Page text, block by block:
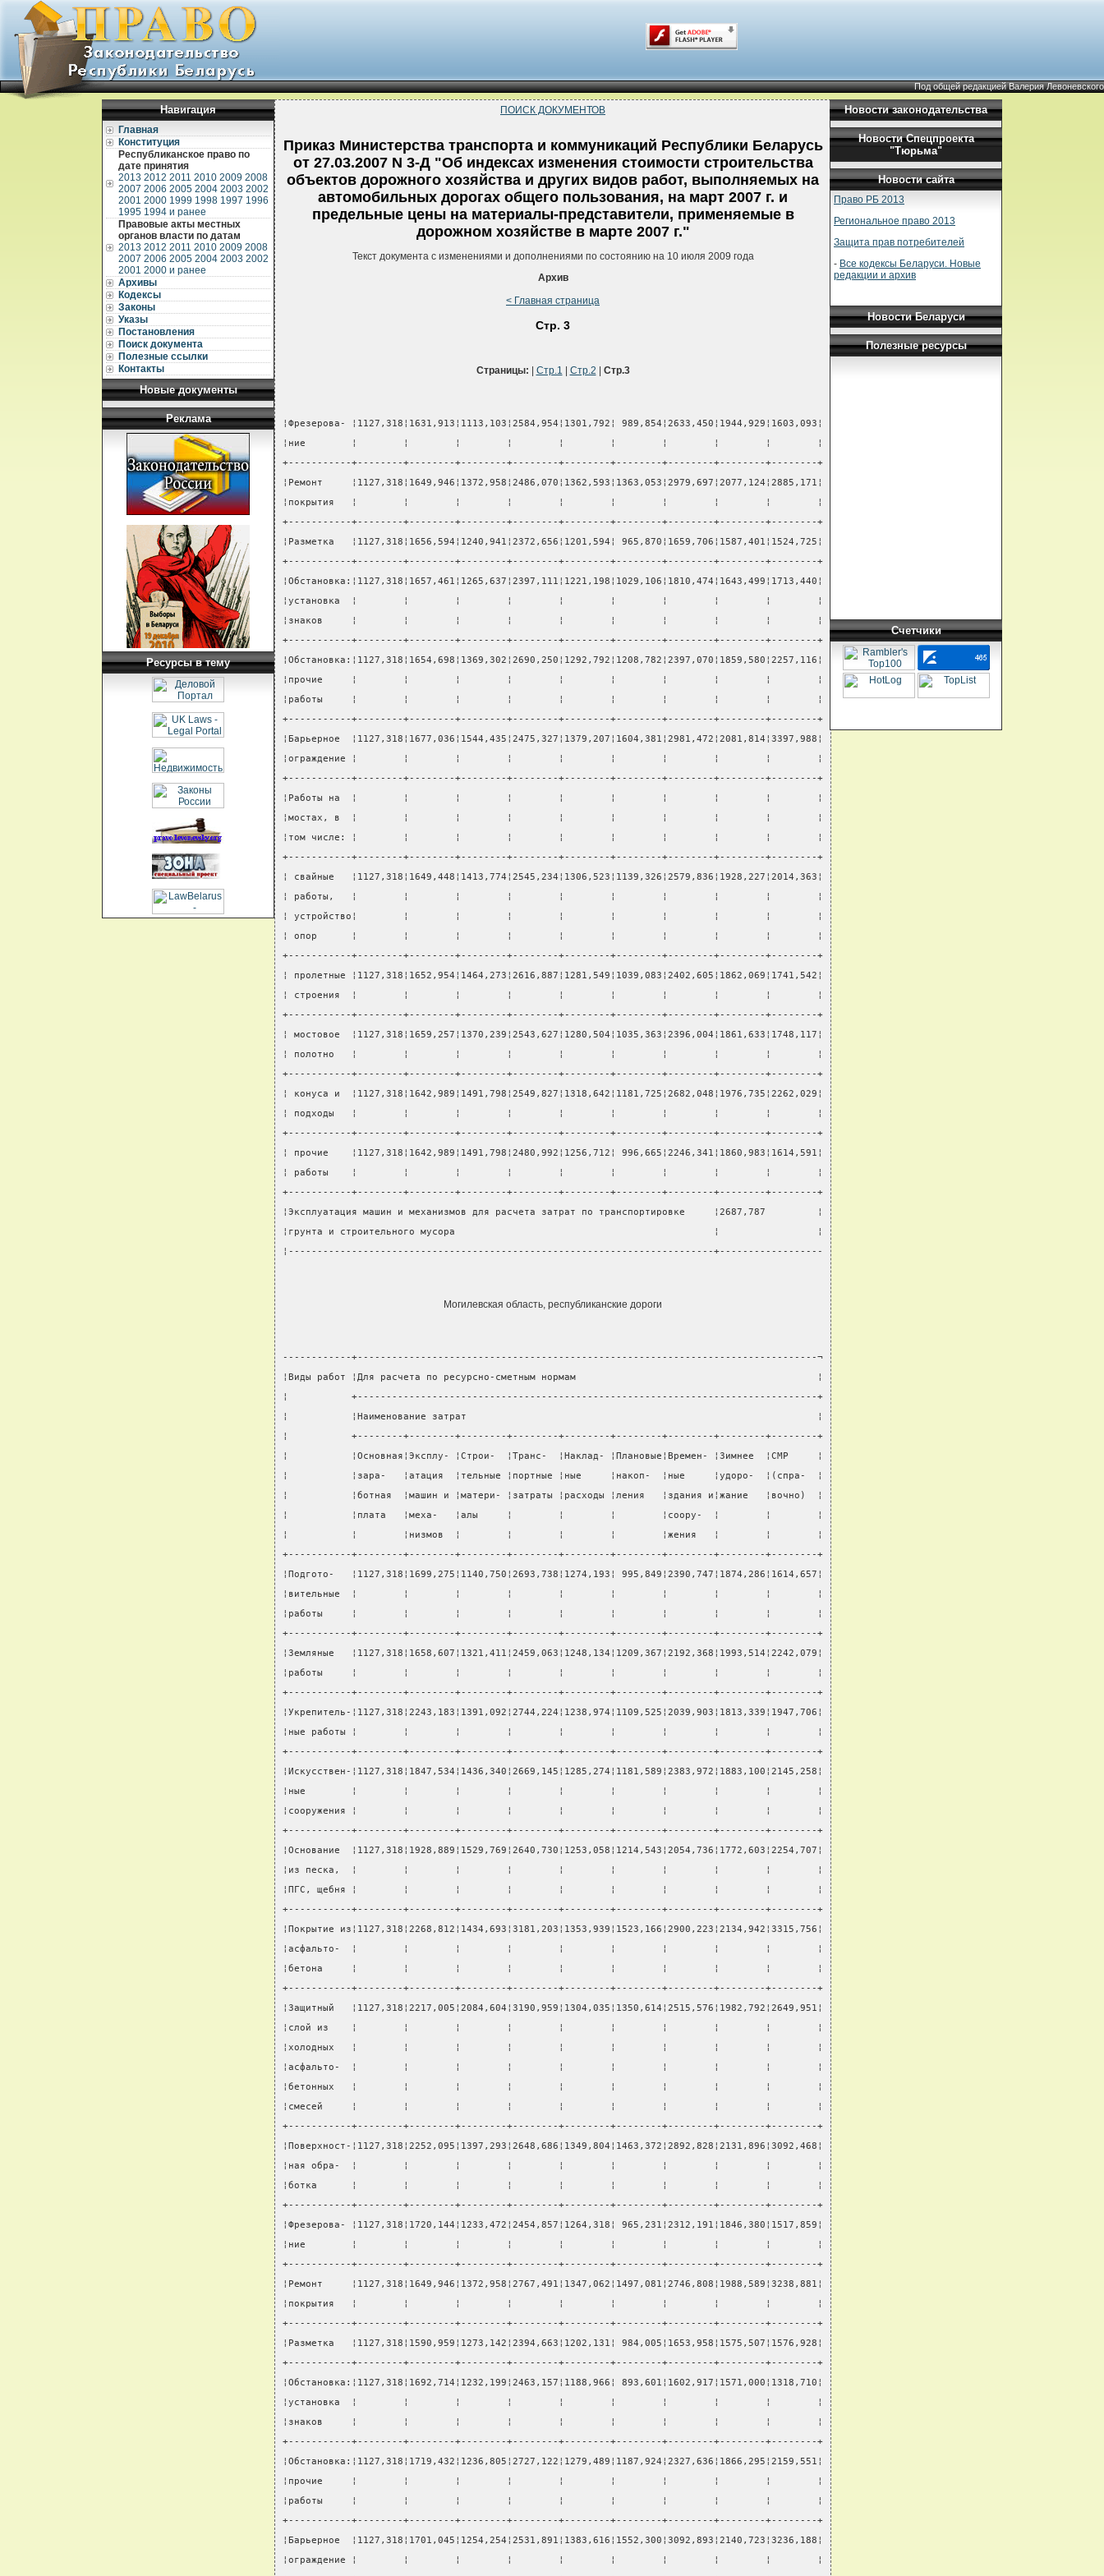
Под общей редакцией Валерия Левоневского
Навигация
Главная
Конституция
Республиканское право по
дате принятия
2013 2012 2011 2010 2009 2008
2007 2006 2005 2004 2003 2002
2001 2000 1999 1998 1997 1996
1995 1994 и ранее
Правовые акты местных
органов власти по датам
2013 2012 2011 2010 2009 2008
2007 2006 2005 2004 2003 2002
2001 2000 и ранее
Архивы
Кодексы
Законы
Указы
Постановления
Поиск документа
Полезные ссылки
Контакты
Новые документы
Реклама
Ресурсы в тему
ПОИСК ДОКУМЕНТОВ
Приказ Министерства транспорта и коммуникаций Республики Беларусь
от 27.03.2007 N 3-Д "Об индексах изменения стоимости строительства
объектов дорожного хозяйства и других видов работ, выполняемых на
автомобильных дорогах общего пользования, на март 2007 г. и
предельные цены на материалы-представители, применяемые в
дорожном хозяйстве в марте 2007 г."
Текст документа с изменениями и дополнениями по состоянию на 10 июля 2009 года
Архив
< Главная страница
Стр. 3
Страницы: Стр.1 Стр.2 Стр.3
¦Фрезерова- ¦1127,318¦1631,913¦1113,103¦2584,954¦1301,792¦ 989,854¦2633,450¦1944,929¦1603,093¦
¦ние        ¦        ¦        ¦        ¦        ¦        ¦        ¦        ¦        ¦        ¦
+-----------+--------+--------+--------+--------+--------+--------+--------+--------+--------+
¦Ремонт     ¦1127,318¦1649,946¦1372,958¦2486,070¦1362,593¦1363,053¦2979,697¦2077,124¦2885,171¦
¦покрытия   ¦        ¦        ¦        ¦        ¦        ¦        ¦        ¦        ¦        ¦
+-----------+--------+--------+--------+--------+--------+--------+--------+--------+--------+
¦Разметка   ¦1127,318¦1656,594¦1240,941¦2372,656¦1201,594¦ 965,870¦1659,706¦1587,401¦1524,725¦
+-----------+--------+--------+--------+--------+--------+--------+--------+--------+--------+
¦Обстановка:¦1127,318¦1657,461¦1265,637¦2397,111¦1221,198¦1029,106¦1810,474¦1643,499¦1713,440¦
¦установка  ¦        ¦        ¦        ¦        ¦        ¦        ¦        ¦        ¦        ¦
¦знаков     ¦        ¦        ¦        ¦        ¦        ¦        ¦        ¦        ¦        ¦
+-----------+--------+--------+--------+--------+--------+--------+--------+--------+--------+
¦Обстановка:¦1127,318¦1654,698¦1369,302¦2690,250¦1292,792¦1208,782¦2397,070¦1859,580¦2257,116¦
¦прочие     ¦        ¦        ¦        ¦        ¦        ¦        ¦        ¦        ¦        ¦
¦работы     ¦        ¦        ¦        ¦        ¦        ¦        ¦        ¦        ¦        ¦
+-----------+--------+--------+--------+--------+--------+--------+--------+--------+--------+
¦Барьерное  ¦1127,318¦1677,036¦1544,435¦2475,327¦1379,207¦1604,381¦2981,472¦2081,814¦3397,988¦
¦ограждение ¦        ¦        ¦        ¦        ¦        ¦        ¦        ¦        ¦        ¦
+-----------+--------+--------+--------+--------+--------+--------+--------+--------+--------+
¦Работы на  ¦        ¦        ¦        ¦        ¦        ¦        ¦        ¦        ¦        ¦
¦мостах, в  ¦        ¦        ¦        ¦        ¦        ¦        ¦        ¦        ¦        ¦
¦том числе: ¦        ¦        ¦        ¦        ¦        ¦        ¦        ¦        ¦        ¦
+-----------+--------+--------+--------+--------+--------+--------+--------+--------+--------+
¦ свайные   ¦1127,318¦1649,448¦1413,774¦2545,234¦1306,523¦1139,326¦2579,836¦1928,227¦2014,363¦
¦ работы,   ¦        ¦        ¦        ¦        ¦        ¦        ¦        ¦        ¦        ¦
¦ устройство¦        ¦        ¦        ¦        ¦        ¦        ¦        ¦        ¦        ¦
¦ опор      ¦        ¦        ¦        ¦        ¦        ¦        ¦        ¦        ¦        ¦
+-----------+--------+--------+--------+--------+--------+--------+--------+--------+--------+
¦ пролетные ¦1127,318¦1652,954¦1464,273¦2616,887¦1281,549¦1039,083¦2402,605¦1862,069¦1741,542¦
¦ строения  ¦        ¦        ¦        ¦        ¦        ¦        ¦        ¦        ¦        ¦
+-----------+--------+--------+--------+--------+--------+--------+--------+--------+--------+
¦ мостовое  ¦1127,318¦1659,257¦1370,239¦2543,627¦1280,504¦1035,363¦2396,004¦1861,633¦1748,117¦
¦ полотно   ¦        ¦        ¦        ¦        ¦        ¦        ¦        ¦        ¦        ¦
+-----------+--------+--------+--------+--------+--------+--------+--------+--------+--------+
¦ конуса и  ¦1127,318¦1642,989¦1491,798¦2549,827¦1318,642¦1181,725¦2682,048¦1976,735¦2262,029¦
¦ подходы   ¦        ¦        ¦        ¦        ¦        ¦        ¦        ¦        ¦        ¦
+-----------+--------+--------+--------+--------+--------+--------+--------+--------+--------+
¦ прочие    ¦1127,318¦1642,989¦1491,798¦2480,992¦1256,712¦ 996,665¦2246,341¦1860,983¦1614,591¦
¦ работы    ¦        ¦        ¦        ¦        ¦        ¦        ¦        ¦        ¦        ¦
+-----------+--------+--------+--------+--------+--------+--------+--------+--------+--------+
¦Эксплуатация машин и механизмов для расчета затрат по транспортировке     ¦2687,787         ¦
¦грунта и строительного мусора                                             ¦                 ¦
¦--------------------------------------------------------------------------+------------------
Могилевская область, республиканские дороги
------------+--------------------------------------------------------------------------------¬
¦Виды работ ¦Для расчета по ресурсно-сметным нормам                                          ¦
¦           +--------------------------------------------------------------------------------+
¦           ¦Наименование затрат                                                             ¦
¦           +--------+--------+--------+--------+--------+--------+--------+--------+--------+
¦           ¦Основная¦Эксплу- ¦Строи-  ¦Транс-  ¦Наклад- ¦Плановые¦Времен- ¦Зимнее  ¦СМР     ¦
¦           ¦зара-   ¦атация  ¦тельные ¦портные ¦ные     ¦накоп-  ¦ные     ¦удоро-  ¦(спра-  ¦
¦           ¦ботная  ¦машин и ¦матери- ¦затраты ¦расходы ¦ления   ¦здания и¦жание   ¦вочно)  ¦
¦           ¦плата   ¦меха-   ¦алы     ¦        ¦        ¦        ¦соору-  ¦        ¦        ¦
¦           ¦        ¦низмов  ¦        ¦        ¦        ¦        ¦жения   ¦        ¦        ¦
+-----------+--------+--------+--------+--------+--------+--------+--------+--------+--------+
¦Подгото-   ¦1127,318¦1699,275¦1140,750¦2693,738¦1274,193¦ 995,849¦2390,747¦1874,286¦1614,657¦
¦вительные  ¦        ¦        ¦        ¦        ¦        ¦        ¦        ¦        ¦        ¦
¦работы     ¦        ¦        ¦        ¦        ¦        ¦        ¦        ¦        ¦        ¦
+-----------+--------+--------+--------+--------+--------+--------+--------+--------+--------+
¦Земляные   ¦1127,318¦1658,607¦1321,411¦2459,063¦1248,134¦1209,367¦2192,368¦1993,514¦2242,079¦
¦работы     ¦        ¦        ¦        ¦        ¦        ¦        ¦        ¦        ¦        ¦
+-----------+--------+--------+--------+--------+--------+--------+--------+--------+--------+
¦Укрепитель-¦1127,318¦2243,183¦1391,092¦2744,224¦1238,974¦1109,525¦2039,903¦1813,339¦1947,706¦
¦ные работы ¦        ¦        ¦        ¦        ¦        ¦        ¦        ¦        ¦        ¦
+-----------+--------+--------+--------+--------+--------+--------+--------+--------+--------+
¦Искусствен-¦1127,318¦1847,534¦1436,340¦2669,145¦1285,274¦1181,589¦2383,972¦1883,100¦2145,258¦
¦ные        ¦        ¦        ¦        ¦        ¦        ¦        ¦        ¦        ¦        ¦
¦сооружения ¦        ¦        ¦        ¦        ¦        ¦        ¦        ¦        ¦        ¦
+-----------+--------+--------+--------+--------+--------+--------+--------+--------+--------+
¦Основание  ¦1127,318¦1928,889¦1529,769¦2640,730¦1253,058¦1214,543¦2054,736¦1772,603¦2254,707¦
¦из песка,  ¦        ¦        ¦        ¦        ¦        ¦        ¦        ¦        ¦        ¦
¦ПГС, щебня ¦        ¦        ¦        ¦        ¦        ¦        ¦        ¦        ¦        ¦
+-----------+--------+--------+--------+--------+--------+--------+--------+--------+--------+
¦Покрытие из¦1127,318¦2268,812¦1434,693¦3181,203¦1353,939¦1523,166¦2900,223¦2134,942¦3315,756¦
¦асфальто-  ¦        ¦        ¦        ¦        ¦        ¦        ¦        ¦        ¦        ¦
¦бетона     ¦        ¦        ¦        ¦        ¦        ¦        ¦        ¦        ¦        ¦
+-----------+--------+--------+--------+--------+--------+--------+--------+--------+--------+
¦Защитный   ¦1127,318¦2217,005¦2084,604¦3190,959¦1304,035¦1350,614¦2515,576¦1982,792¦2649,951¦
¦слой из    ¦        ¦        ¦        ¦        ¦        ¦        ¦        ¦        ¦        ¦
¦холодных   ¦        ¦        ¦        ¦        ¦        ¦        ¦        ¦        ¦        ¦
¦асфальто-  ¦        ¦        ¦        ¦        ¦        ¦        ¦        ¦        ¦        ¦
¦бетонных   ¦        ¦        ¦        ¦        ¦        ¦        ¦        ¦        ¦        ¦
¦смесей     ¦        ¦        ¦        ¦        ¦        ¦        ¦        ¦        ¦        ¦
+-----------+--------+--------+--------+--------+--------+--------+--------+--------+--------+
¦Поверхност-¦1127,318¦2252,095¦1397,293¦2648,686¦1349,804¦1463,372¦2892,828¦2131,896¦3092,468¦
¦ная обра-  ¦        ¦        ¦        ¦        ¦        ¦        ¦        ¦        ¦        ¦
¦ботка      ¦        ¦        ¦        ¦        ¦        ¦        ¦        ¦        ¦        ¦
+-----------+--------+--------+--------+--------+--------+--------+--------+--------+--------+
¦Фрезерова- ¦1127,318¦1720,144¦1233,472¦2454,857¦1264,318¦ 965,231¦2312,191¦1846,380¦1517,859¦
¦ние        ¦        ¦        ¦        ¦        ¦        ¦        ¦        ¦        ¦        ¦
+-----------+--------+--------+--------+--------+--------+--------+--------+--------+--------+
¦Ремонт     ¦1127,318¦1649,946¦1372,958¦2767,491¦1347,062¦1497,081¦2746,808¦1988,589¦3238,881¦
¦покрытия   ¦        ¦        ¦        ¦        ¦        ¦        ¦        ¦        ¦        ¦
+-----------+--------+--------+--------+--------+--------+--------+--------+--------+--------+
¦Разметка   ¦1127,318¦1590,959¦1273,142¦2394,663¦1202,131¦ 984,005¦1653,958¦1575,507¦1576,928¦
+-----------+--------+--------+--------+--------+--------+--------+--------+--------+--------+
¦Обстановка:¦1127,318¦1692,714¦1232,199¦2463,157¦1188,966¦ 893,601¦1602,917¦1571,000¦1318,710¦
¦установка  ¦        ¦        ¦        ¦        ¦        ¦        ¦        ¦        ¦        ¦
¦знаков     ¦        ¦        ¦        ¦        ¦        ¦        ¦        ¦        ¦        ¦
+-----------+--------+--------+--------+--------+--------+--------+--------+--------+--------+
¦Обстановка:¦1127,318¦1719,432¦1236,805¦2727,122¦1279,489¦1187,924¦2327,636¦1866,295¦2159,551¦
¦прочие     ¦        ¦        ¦        ¦        ¦        ¦        ¦        ¦        ¦        ¦
¦работы     ¦        ¦        ¦        ¦        ¦        ¦        ¦        ¦        ¦        ¦
+-----------+--------+--------+--------+--------+--------+--------+--------+--------+--------+
¦Барьерное  ¦1127,318¦1701,045¦1254,254¦2531,891¦1383,616¦1552,300¦3092,893¦2140,723¦3236,188¦
¦ограждение ¦        ¦        ¦        ¦        ¦        ¦        ¦        ¦        ¦        ¦
Новости законодательства
Новости Спецпроекта
"Тюрьма"
Новости сайта
Право РБ 2013
Региональное право 2013
Защита прав потребителей
- Все кодексы Беларуси. Новые
редакции и архив
Новости Беларуси
Полезные ресурсы
Счетчики